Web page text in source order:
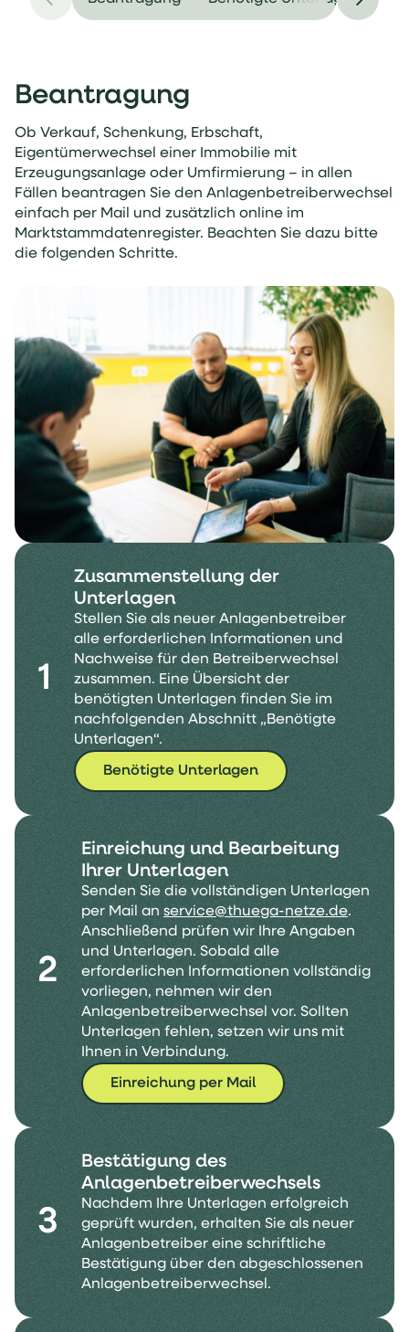
Beantragung
Ob Verkauf, Schenkung, Erbschaft,
Eigentümerwechsel einer Immobilie mit
Erzeugungsanlage oder Umfirmierung – in allen
Fällen beantragen Sie den Anlagenbetreiberwechsel
einfach per Mail und zusätzlich online im
Marktstammdatenregister. Beachten Sie dazu bitte
die folgenden Schritte.
1
Zusammenstellung der
Unterlagen
Stellen Sie als neuer Anlagenbetreiber
alle erforderlichen Informationen und
Nachweise für den Betreiberwechsel
zusammen. Eine Übersicht der
benötigten Unterlagen finden Sie im
nachfolgenden Abschnitt „Benötigte
Unterlagen“.
Benötigte Unterlagen
2
Einreichung und Bearbeitung
Ihrer Unterlagen
Senden Sie die vollständigen Unterlagen
per Mail an service@thuega-netze.de.
Anschließend prüfen wir Ihre Angaben
und Unterlagen. Sobald alle
erforderlichen Informationen vollständig
vorliegen, nehmen wir den
Anlagenbetreiberwechsel vor. Sollten
Unterlagen fehlen, setzen wir uns mit
Ihnen in Verbindung.
Einreichung per Mail
3
Bestätigung des
Anlagenbetreiberwechsels
Nachdem Ihre Unterlagen erfolgreich
geprüft wurden, erhalten Sie als neuer
Anlagenbetreiber eine schriftliche
Bestätigung über den abgeschlossenen
Anlagenbetreiberwechsel.